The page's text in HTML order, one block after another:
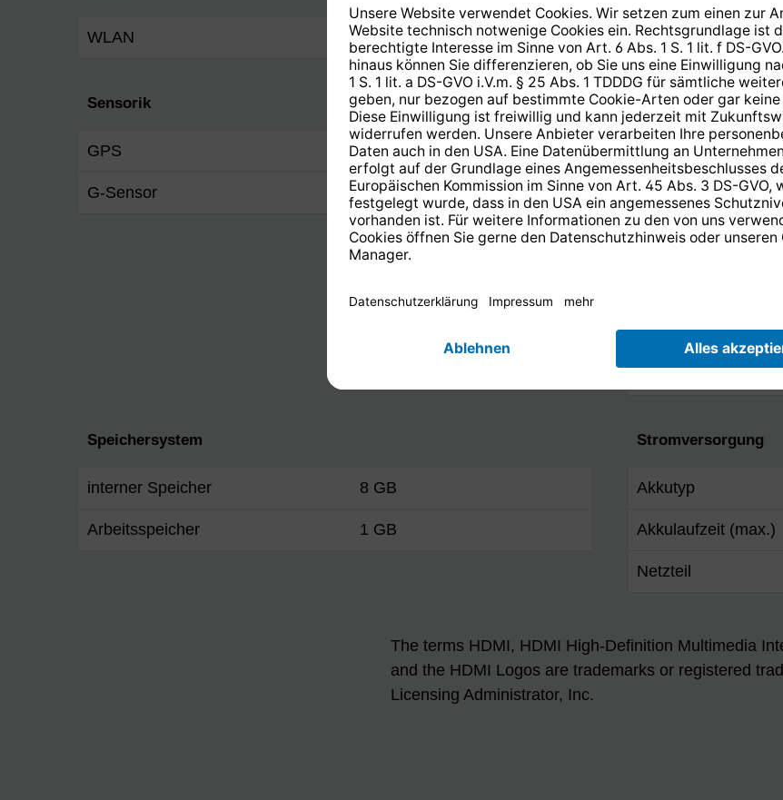
WLAN 802.11 b/g/n Auflösung
Sensorik
GPS Ja
G-Sensor Ja
Unterstützte
Video-Codecs
Video-Formate
Audio-Formate
Speichersystem
interner Speicher 8 GB
Arbeitsspeicher 1 GB
Stromversorgung
Akkutyp
Akkulaufzeit (max.)
Netzteil
The terms HDMI, HDMI High-Definition Multimedia
and the HDMI Logos are trademarks or registered
Licensing Administrator, Inc.